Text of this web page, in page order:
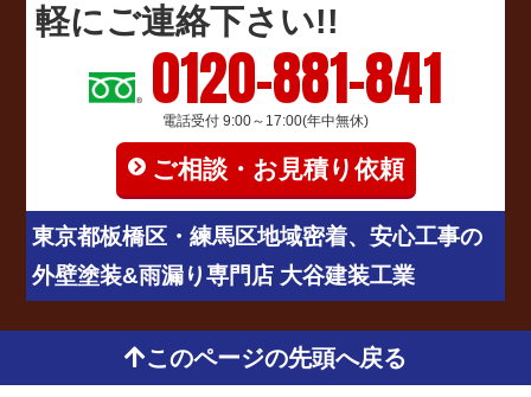
軽にご連絡下さい!!
0120-881-841
電話受付 9:00～17:00(年中無休)
ご相談・お見積り依頼
東京都板橋区・練馬区地域密着、安心工事の
外壁塗装&雨漏り専門店 大谷建装工業
このページの先頭へ戻る